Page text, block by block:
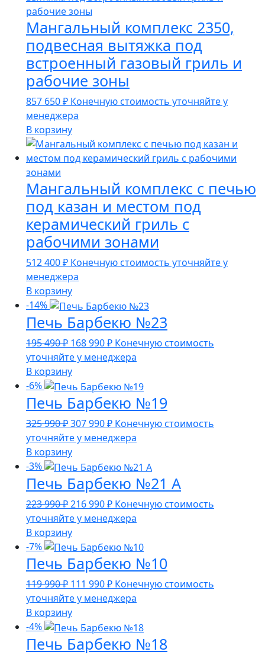
Мангальный комплекс 2350,
подвесная вытяжка под
встроенный газовый гриль и
рабочие зоны
857 650₽ Конечную стоимость уточняйте у
менеджера
В корзину
Мангальный комплекс с печью
под казан и местом под
керамический гриль с
рабочими зонами
512 400₽ Конечную стоимость уточняйте у
менеджера
В корзину
-14%
Печь Барбекю №23
195 490₽ Первоначальная
цена
составляла
195
490 ₽.
168 990₽Текущая
цена:
990 ₽.
Конечную стоимость
уточняйте у менеджера
В корзину
-6%
Печь Барбекю №19
325 990₽Первоначальная
цена
составляла
325
990 ₽.
307 990₽Текущая
цена:
990 ₽.
Конечную стоимость
уточняйте у менеджера
В корзину
-3%
Печь Барбекю №21 А
223 990₽ Первоначальная
цена
составляла
223
990 ₽.
216 990₽Текущая
цена:
990 ₽.
Конечную стоимость
уточняйте у менеджера
В корзину
-7%
Печь Барбекю №10
119 990₽ Первоначальная
цена
составляла
119
990 ₽.
111 990₽Текущая
цена:
990 ₽.
Конечную стоимость
уточняйте у менеджера
В корзину
-4%
Печь Барбекю №18